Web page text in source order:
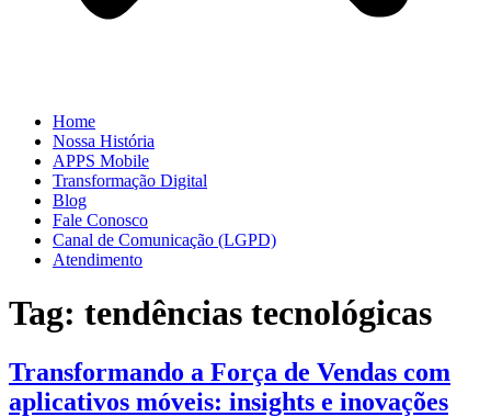
Home
Nossa História
APPS Mobile
Transformação Digital
Blog
Fale Conosco
Canal de Comunicação (LGPD)
Atendimento
Tag: tendências tecnológicas
Transformando a Força de Vendas com
aplicativos móveis: insights e inovações